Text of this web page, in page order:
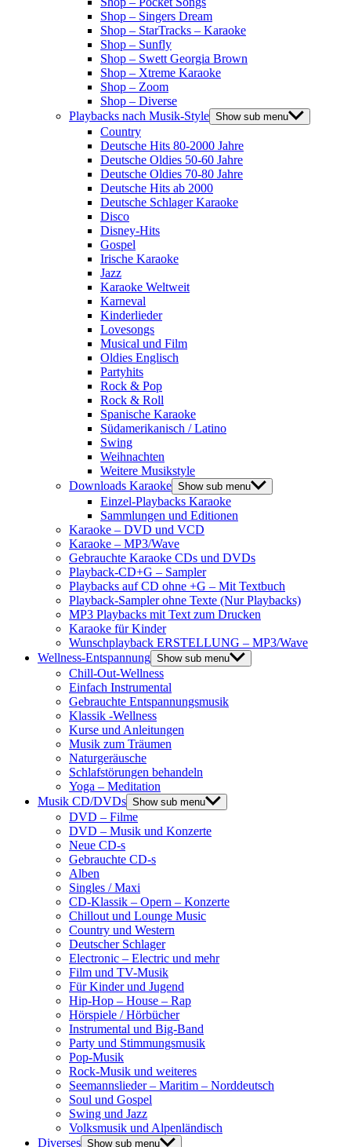
Shop – Singers Dream
Shop – StarTracks – Karaoke
Shop – Sunfly
Shop – Swett Georgia Brown
Shop – Xtreme Karaoke
Shop – Zoom
Shop – Diverse
Playbacks nach Musik-Style Show sub menu
Country
Deutsche Hits 80-2000 Jahre
Deutsche Oldies 50-60 Jahre
Deutsche Oldies 70-80 Jahre
Deutsche Hits ab 2000
Deutsche Schlager Karaoke
Disco
Disney-Hits
Gospel
Irische Karaoke
Jazz
Karaoke Weltweit
Karneval
Kinderlieder
Lovesongs
Musical und Film
Oldies Englisch
Partyhits
Rock & Pop
Rock & Roll
Spanische Karaoke
Südamerikanisch / Latino
Swing
Weihnachten
Weitere Musikstyle
Downloads Karaoke Show sub menu
Einzel-Playbacks Karaoke
Sammlungen und Editionen
Karaoke – DVD und VCD
Karaoke – MP3/Wave
Gebrauchte Karaoke CDs und DVDs
Playback-CD+G – Sampler
Playbacks auf CD ohne +G – Mit Textbuch
Playback-Sampler ohne Texte (Nur Playbacks)
MP3 Playbacks mit Text zum Drucken
Karaoke für Kinder
Wunschplayback ERSTELLUNG – MP3/Wave
Wellness-Entspannung Show sub menu
Chill-Out-Wellness
Einfach Instrumental
Gebrauchte Entspannungsmusik
Klassik -Wellness
Kurse und Anleitungen
Musik zum Träumen
Naturgeräusche
Schlafstörungen behandeln
Yoga – Meditation
Musik CD/DVDs Show sub menu
DVD – Filme
DVD – Musik und Konzerte
Neue CD-s
Gebrauchte CD-s
Alben
Singles / Maxi
CD-Klassik – Opern – Konzerte
Chillout und Lounge Music
Country und Western
Deutscher Schlager
Electronic – Electric und mehr
Film und TV-Musik
Für Kinder und Jugend
Hip-Hop – House – Rap
Hörspiele / Hörbücher
Instrumental und Big-Band
Party und Stimmungsmusik
Pop-Musik
Rock-Musik und weiteres
Seemannslieder – Maritim – Norddeutsch
Soul und Gospel
Swing und Jazz
Volksmusik und Alpenländisch
Diverses Show sub menu